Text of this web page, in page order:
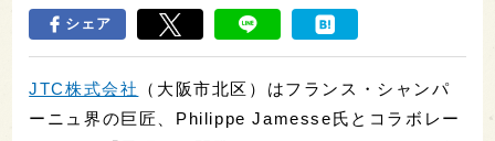
シェア
JTC株式会社
（大阪市北区）はフランス・シャンパ
ーニュ界の巨匠、Philippe Jamesse氏とコラボレー